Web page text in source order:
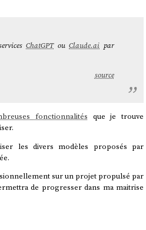
ChatGPTouClaude.ai par
source
fonctionnalités que je trouve
les divers modèles proposés par
sur un projet propulsé par
de progresser dans ma maitrise